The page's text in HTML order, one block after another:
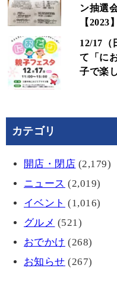
ン抽選
【2023】
12/17（
て「に
子で楽
カテゴリ
開店・閉店 (2,179)
ニュース (2,019)
イベント (1,016)
グルメ (521)
おでかけ (268)
お知らせ (267)